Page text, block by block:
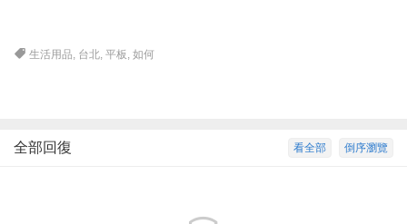
生活用品, 台北,平板 ,如何
倒序瀏覽
看全部
全部回復